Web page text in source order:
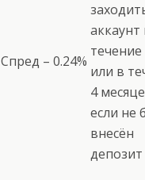
Спред – 0.24%
аккаунт
течение
или в
4
если не
внесён
депозит